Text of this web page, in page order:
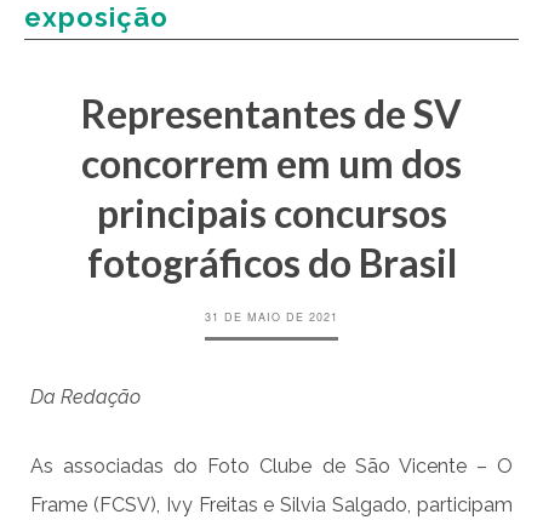
exposição
Representantes de SV
concorrem em um dos
principais concursos
fotográficos do Brasil
31 DE MAIO DE 2021
Da Redação
As associadas do Foto Clube de São Vicente – O
Frame (FCSV), Ivy Freitas e Silvia Salgado, participam